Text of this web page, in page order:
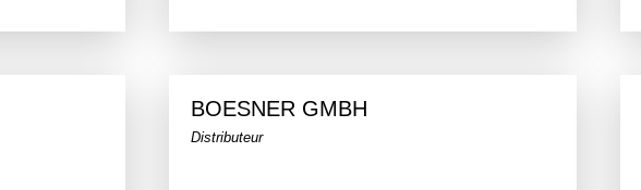
BOESNER GMBH
Distributeur